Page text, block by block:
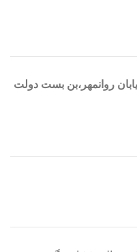
روانمهر،بن بست دولت